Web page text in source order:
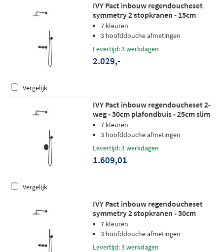
IVY Pact inbouw regendoucheset
symmetry 2 stopkranen - 15cm
plafondbuis - 20cm slim
hoofddouche - glijstang - satin spray
7 kleuren
3 hoofddouche afmetingen
Levertijd: 3 werkdagen
2.029,-
Vergelijk
IVY Pact inbouw regendoucheset 2-
weg - 30cm plafondbuis - 25cm slim
hoofddouche rond - wandhouder -
satin spray handdouche - mat zwart
7 kleuren
3 hoofddouche afmetingen
Levertijd: 3 werkdagen
1.609,01
Vergelijk
IVY Pact inbouw regendoucheset
symmetry 2 stopkranen - 30cm
plafondbuis - 30cm slim
hoofddouche - wandhouder -
staafhanddouche - mat zwart ped
7 kleuren
3 hoofddouche afmetingen
Levertijd: 3 werkdagen